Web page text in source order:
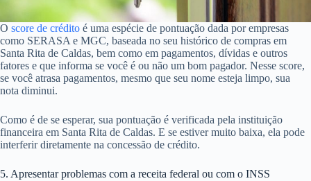
O score de crédito é uma espécie de pontuação dada por empresas
como SERASA e MGC, baseada no seu histórico de compras em
Santa Rita de Caldas, bem como em pagamentos, dívidas e outros
fatores e que informa se você é ou não um bom pagador. Nesse score,
se você atrasa pagamentos, mesmo que seu nome esteja limpo, sua
nota diminui.
Como é de se esperar, sua pontuação é verificada pela instituição
financeira em Santa Rita de Caldas. E se estiver muito baixa, ela pode
interferir diretamente na concessão de crédito.
5. Apresentar problemas com a receita federal ou com o INSS